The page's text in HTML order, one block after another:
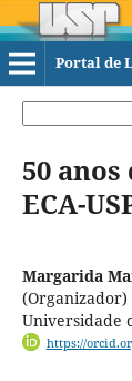
Portal de
50
ECA-
Margarida
(Organizador)
Universidade
https://